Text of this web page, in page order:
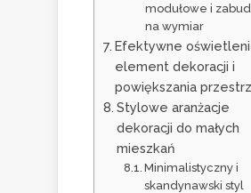
modułowe i
na wymiar
Efektywne
element dekoracji i
powiększania
Stylowe aranżacje
dekoracji do małych
mieszkań
Minimalistyczny i
skandynawski styl